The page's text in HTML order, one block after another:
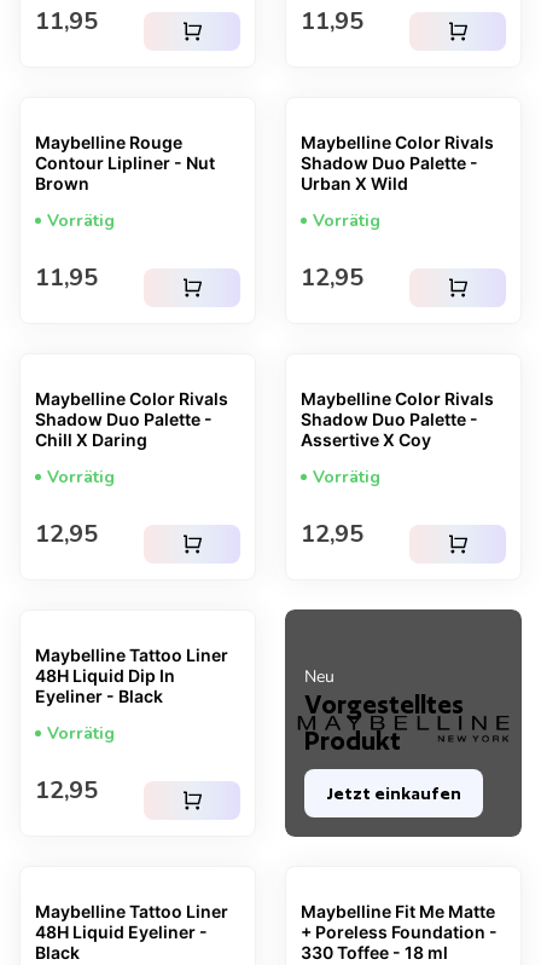
Neu
Vorgestelltes
Produkt
Jetzt einkaufen
Regulärer Preis
11,95 shopping_cart Regulärer Preis
11,95 shopping_cart
Maybelline Rouge
Contour Lipliner - Nut
Brown
Vorrätig
Regulärer Preis
11,95 shopping_cart
Maybelline Color Rivals
Shadow Duo Palette -
Urban X Wild
Vorrätig
Regulärer Preis
12,95 shopping_cart
Maybelline Color Rivals
Shadow Duo Palette -
Chill X Daring
Vorrätig
Regulärer Preis
12,95 shopping_cart
Maybelline Color Rivals
Shadow Duo Palette -
Assertive X Coy
Vorrätig
Regulärer Preis
12,95 shopping_cart
Maybelline Tattoo Liner
48H Liquid Dip In
Eyeliner - Black
Vorrätig
Regulärer Preis
12,95 shopping_cart
Maybelline Tattoo Liner
48H Liquid Eyeliner -
Black
Maybelline Fit Me Matte
+ Poreless Foundation -
330 Toffee - 18 ml